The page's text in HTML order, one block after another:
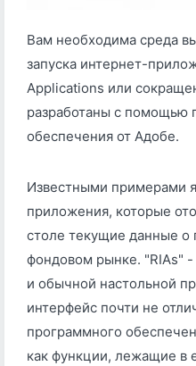
Вам необходима среда
запуска интернет-
Applications или
разработаны с помощью
обеспечения от Адобе.
Известными примерами
приложения, которые
столе текущие данные о
фондовом рынке. "RIAs"
и обычной настольной
интерфейс почти не
программного
как функции, лежащие в